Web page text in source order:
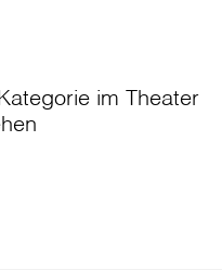
im Theater